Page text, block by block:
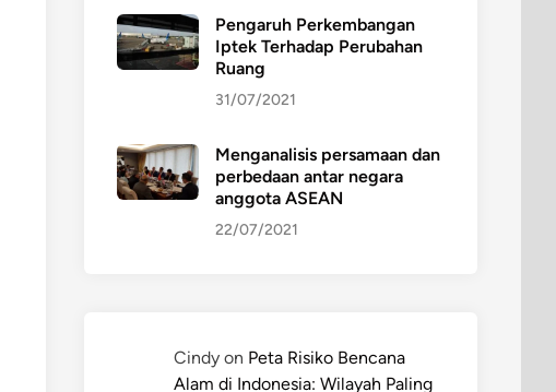
Pengaruh Perkembangan
Iptek Terhadap Perubahan
Ruang
31/07/2021
Menganalisis persamaan dan
perbedaan antar negara
anggota ASEAN
22/07/2021
Cindy on Peta Risiko Bencana
Alam di Indonesia: Wilayah Paling